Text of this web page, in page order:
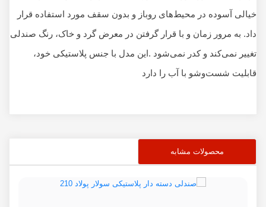
خیالی آسوده در محیط‌های روباز و بدون سقف مورد استفاده قرار
داد. به مرور زمان و با قرار گرفتن در معرض گرد و خاک، رنگ صندلی
تغییر نمی‌کند و کدر نمی‌شود .این مدل با جنس پلاستیکی خود،
قابلیت شست‌و‌شو با آب را دارد
محصولات مشابه